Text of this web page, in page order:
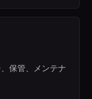
保管、メンテナ